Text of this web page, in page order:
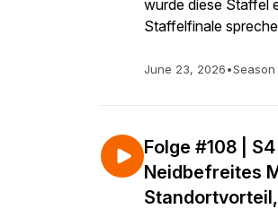
wurde diese Staffel
Staffelfinale
June 23, 2026•Season
Folge #108 |
Neidbefreites